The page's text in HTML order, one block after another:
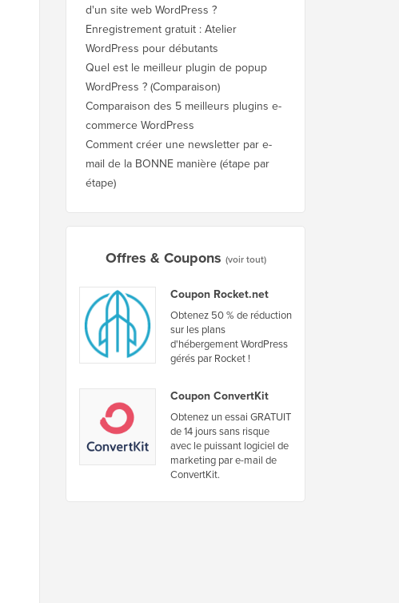
d'un site web WordPress ?
Enregistrement gratuit : Atelier
WordPress pour débutants
Quel est le meilleur plugin de popup
WordPress ? (Comparaison)
Comparaison des 5 meilleurs plugins e-
commerce WordPress
Comment créer une newsletter par e-
mail de la BONNE manière (étape par
étape)
Offres & Coupons (voir tout)
Coupon Rocket.net
Obtenez 50 % de réduction
sur les plans
d'hébergement WordPress
gérés par Rocket !
Coupon ConvertKit
Obtenez un essai GRATUIT
de 14 jours sans risque
avec le puissant logiciel de
marketing par e-mail de
ConvertKit.